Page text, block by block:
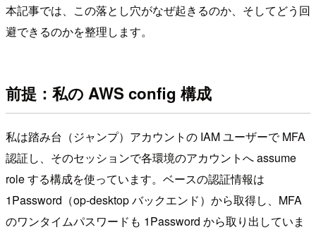
本記事では、この落とし穴がなぜ起きるのか、そしてどう回
避できるのかを整理します。
前提：私の AWS config 構成
私は踏み台（ジャンプ）アカウントの IAM ユーザーで MFA
認証し、そのセッションで各環境のアカウントへ assume
role する構成を使っています。ベースの認証情報は
1Password（op-desktop バックエンド）から取得し、MFA
のワンタイムパスワードも 1Password から取り出していま